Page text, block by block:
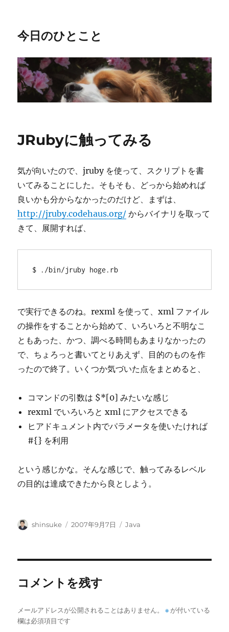
今日のひとこと
JRubyに触ってみる
気が向いたので、jruby を使って、スクリプトを書
いてみることにした。そもそも、どっから始めれば
良いかも分からなかったのだけど、まずは、
http://jruby.codehaus.org/ からバイナリを取って
きて、展開すれば、
で実行できるのね。rexml を使って、xml ファイル
の操作をすることから始めて、いろいろと不明なこ
ともあった、かつ、調べる時間もあまりなかったの
で、ちょろっと書いてとりあえず、目的のものを作
ったので終了。いくつか気づいた点をまとめると、
コマンドの引数は $*[0] みたいな感じ
rexml でいろいろと xml にアクセスできる
ヒアドキュメント内でパラメータを使いたければ
#{} を利用
という感じかな。そんな感じで、触ってみるレベル
の目的は達成できたから良としよう。
投
shinsuke
投
2007年9月7日
カ
Java
コメントを残す
メールアドレスが公開されることはありません。 ※が付いている
欄は必須項目です